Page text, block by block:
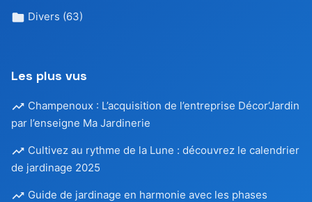
Divers (63)
Les plus vus
Champenoux : L’acquisition de l’entreprise Décor’Jardin
par l’enseigne Ma Jardinerie
Cultivez au rythme de la Lune : découvrez le calendrier
de jardinage 2025
Guide de jardinage en harmonie avec les phases